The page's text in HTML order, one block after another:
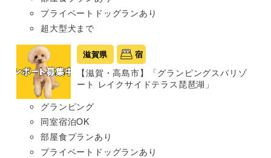
プライベートドッグランあり
超大型犬まで
滋賀県 宿
【滋賀・高島市】「グランピングスパリゾ
ート レイクサイドテラス琵琶湖」
グランピング
同室宿泊OK
部屋食プランあり
プライベートドッグランあり